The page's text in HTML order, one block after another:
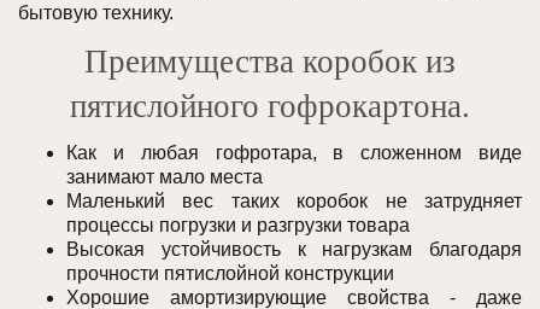
бытовую технику.
Преимущества коробок из
пятислойного гофрокартона.
Как и любая гофротара, в сложенном виде
занимают мало места
Маленький вес таких коробок не затрудняет
процессы погрузки и разгрузки товара
Высокая устойчивость к нагрузкам благодаря
прочности пятислойной конструкции
Хорошие амортизирующие свойства - даже